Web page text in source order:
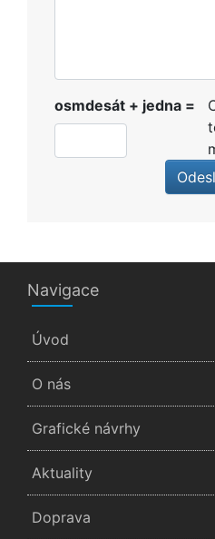
osmdesát + jedna =
Navigace
Úvod
O nás
Grafické návrhy
Aktuality
Doprava